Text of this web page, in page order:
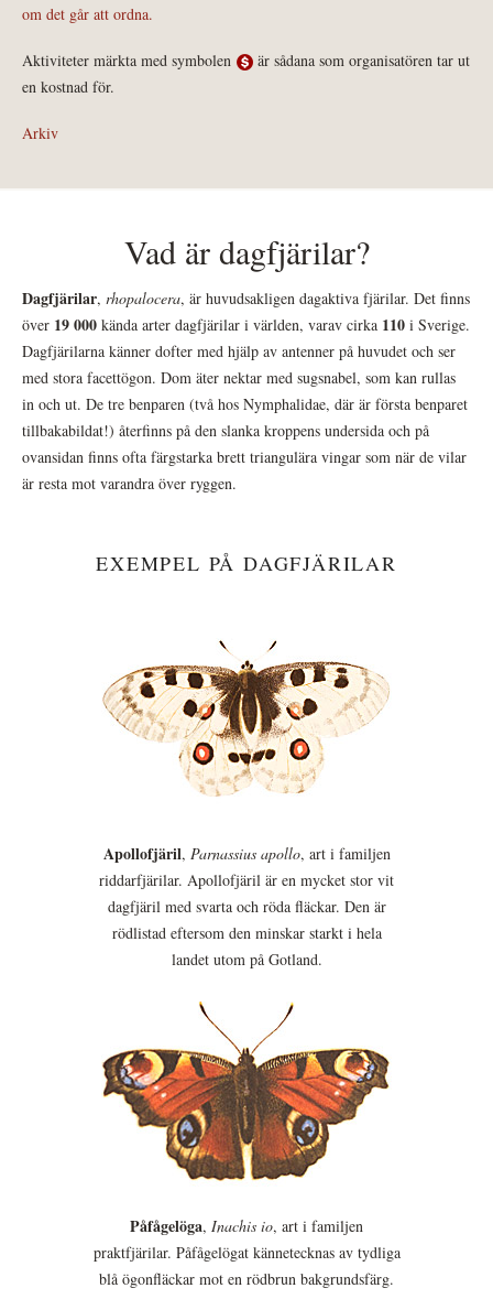
om det går att ordna.
Aktiviteter märkta med symbolen
är sådana som organisatören tar ut
en kostnad för.
Arkiv
Vad är dagfjärilar?
Dagfjärilar, rhopalocera, är huvudsakligen dagaktiva fjärilar. Det finns
över 19 000 kända arter dagfjärilar i världen, varav cirka 110 i Sverige.
Dagfjärilarna känner dofter med hjälp av antenner på huvudet och ser
med stora facettögon. Dom äter nektar med sugsnabel, som kan rullas
in och ut. De tre benparen (två hos Nymphalidae, där är första benparet
tillbakabildat!) återfinns på den slanka kroppens undersida och på
ovansidan finns ofta färgstarka brett triangulära vingar som när de vilar
är resta mot varandra över ryggen.
EXEMPEL PÅ DAGFJÄRILAR
Apollofjäril, Parnassius apollo, art i familjen
riddarfjärilar. Apollofjäril är en mycket stor vit
dagfjäril med svarta och röda fläckar. Den är
rödlistad eftersom den minskar starkt i hela
landet utom på Gotland.
Påfågelöga, Inachis io, art i familjen
praktfjärilar. Påfågelögat kännetecknas av tydliga
blå ögonfläckar mot en rödbrun bakgrundsfärg.